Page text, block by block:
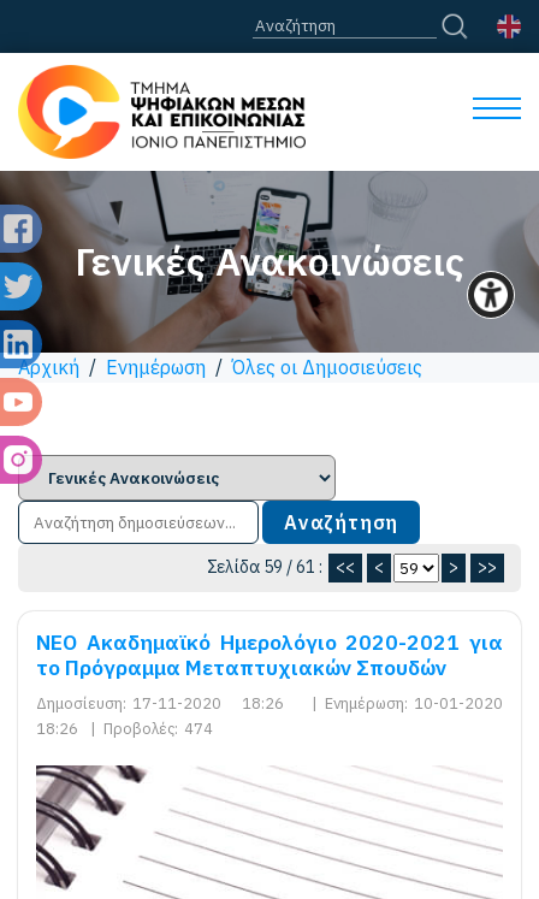
Γενικές Ανακοινώσεις
Αρχική / Ενημέρωση /Όλες οι Δημοσιεύσεις
Σελίδα 59 / 61 : << < > >>
ΝΕΟ Ακαδημαϊκό Ημερολόγιο 2020-2021 για
το Πρόγραμμα Μεταπτυχιακών Σπουδών
Δημοσίευση: 17-11-2020 18:26 | Ενημέρωση: 10-01-2020
18:26
| Προβολές: 474